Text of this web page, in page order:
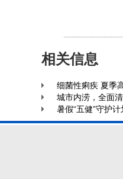
相关信息
细菌性痢疾 夏季
城市内涝，全面
暑假“五健”守护